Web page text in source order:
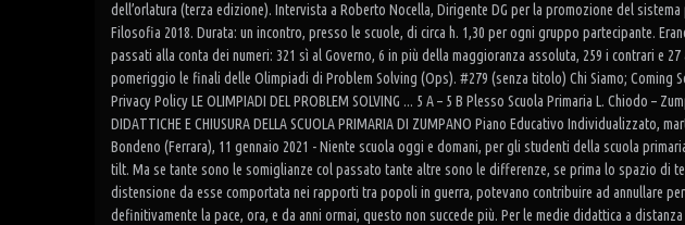
dell’orlatura (terza edizione). Intervista a Roberto Nocella, Dirigente DG per la promozione del
Filosofia 2018. Durata: un incontro, presso le scuole, di circa h. 1,30 per ogni gruppo partecipante.
passati alla conta dei numeri: 321 sì al Governo, 6 in più della maggioranza assoluta, 259 i contrari e
pomeriggio le finali delle Olimpiadi di Problem Solving (Ops). #279 (senza titolo) Chi Siamo; Coming
Privacy Policy LE OLIMPIADI DEL PROBLEM SOLVING ... 5 A – 5 B Plesso Scuola Primaria L. Chiodo –
DIDATTICHE E CHIUSURA DELLA SCUOLA PRIMARIA DI ZUMPANO Piano Educativo Individualizzato,
Bondeno (Ferrara), 11 gennaio 2021 - Niente scuola oggi e domani, per gli studenti della scuola
tilt. Ma se tante sono le somiglianze col passato tante altre sono le differenze, se prima lo spazio di
distensione da esse comportata nei rapporti tra popoli in guerra, potevano contribuire ad annullare
definitivamente la pace, ora, e da anni ormai, questo non succede più. Per le medie didattica a